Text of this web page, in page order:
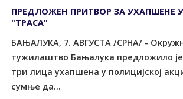
ПРЕДЛОЖЕН ПРИТВОР ЗА УХАПШЕНЕ
"ТРАСА"
БАЊАЛУКА, 7. АВГУСТА /СРНА/ -
тужилаштво Бањалука предложило
три лица ухапшена у полицијској
сумње да...